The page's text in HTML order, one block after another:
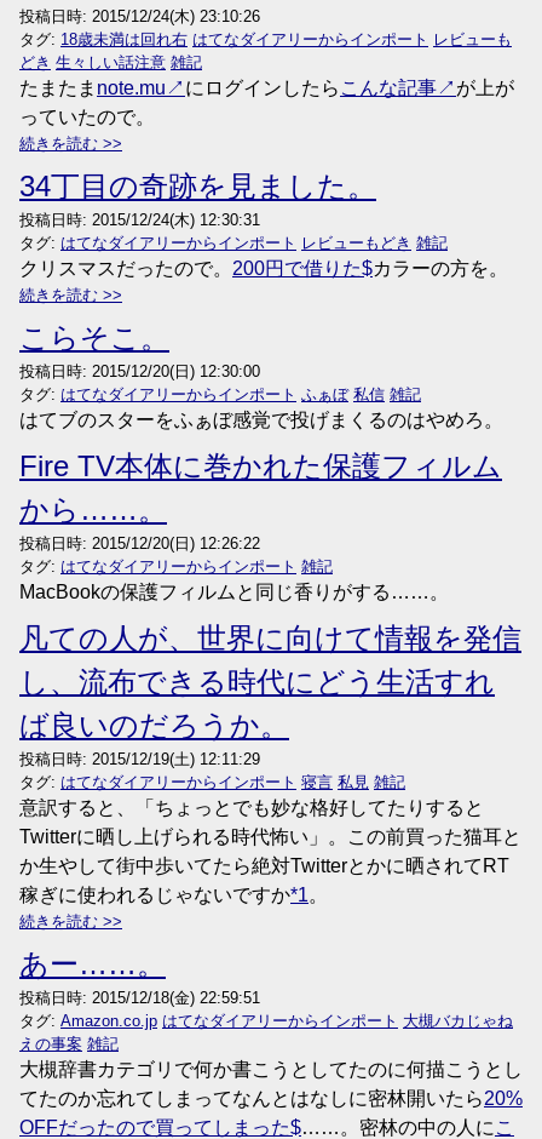
投稿日時: 2015/12/24(木) 23:10:26
タグ: 18歳未満は回れ右 はてなダイアリーからインポート レビューも
どき 生々しい話注意 雑記
たまたま note.mu にログインしたら こんな記事
が上が
っていたので。
続きを読む
34丁目の奇跡を見ました。
投稿日時: 2015/12/24(木) 12:30:31
タグ: はてなダイアリーからインポート レビューもどき 雑記
クリスマスだったので。 200円で借りた カラーの方を。
続きを読む
こらそこ。
投稿日時: 2015/12/20(日) 12:30:00
タグ: はてなダイアリーからインポート ふぁぼ 私信 雑記
はてブのスターをふぁぼ感覚で投げまくるのはやめろ。
Fire TV本体に巻かれた保護フィルム
から……。
投稿日時: 2015/12/20(日) 12:26:22
タグ: はてなダイアリーからインポート 雑記
MacBookの保護フィルムと同じ香りがする……。
凡ての人が、世界に向けて情報を発信
し、流布できる時代にどう生活すれ
ば良いのだろうか。
投稿日時: 2015/12/19(土) 12:11:29
タグ: はてなダイアリーからインポート 寝言 私見 雑記
意訳すると、「ちょっとでも妙な格好してたりすると
Twitterに晒し上げられる時代怖い」。この前買った猫耳と
か生やして街中歩いてたら絶対Twitterとかに晒されてRT
稼ぎに使われるじゃないですか*1。
続きを読む
あー……。
投稿日時: 2015/12/18(金) 22:59:51
タグ: Amazon.co.jp はてなダイアリーからインポート 大槻バカじゃね
えの事案 雑記
大槻辞書カテゴリで何か書こうとしてたのに何描こうとし
てたのか忘れてしまってなんとはなしに密林開いたら20%
OFFだったので買ってしまった
……。密林の中の人に こ